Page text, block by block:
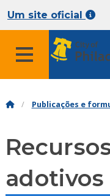
Um site oficial
Publicações e
adotivos